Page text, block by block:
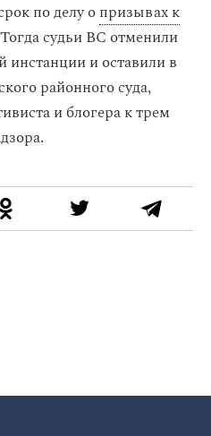
по делу опризывах к
судьи ВС отменили
инстанции и оставили в
районного суда,
и блогера к трем